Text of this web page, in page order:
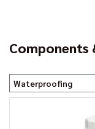
Components
Waterproofing